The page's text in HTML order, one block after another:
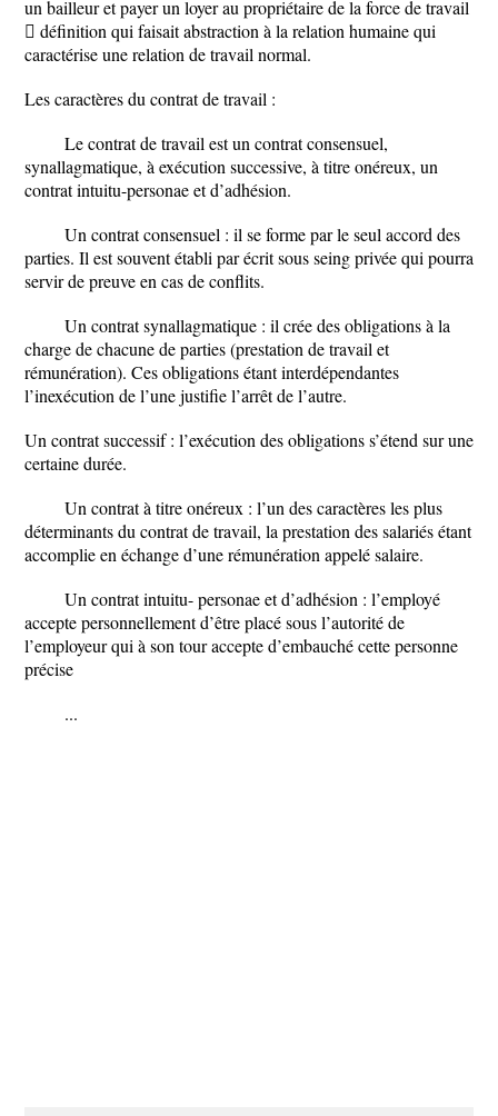
un bailleur et payer un loyer au propriétaire de la force de travail
 définition qui faisait abstraction à la relation humaine qui
caractérise une relation de travail normal.
Les caractères du contrat de travail :
Le contrat de travail est un contrat consensuel,
synallagmatique, à exécution successive, à titre onéreux, un
contrat intuitu-personae et d’adhésion.
Un contrat consensuel : il se forme par le seul accord des
parties. Il est souvent établi par écrit sous seing privée qui pourra
servir de preuve en cas de conflits.
Un contrat synallagmatique : il crée des obligations à la
charge de chacune de parties (prestation de travail et
rémunération). Ces obligations étant interdépendantes
l’inexécution de l’une justifie l’arrêt de l’autre.
Un contrat successif : l’exécution des obligations s’étend sur une
certaine durée.
Un contrat à titre onéreux : l’un des caractères les plus
déterminants du contrat de travail, la prestation des salariés étant
accomplie en échange d’une rémunération appelé salaire.
Un contrat intuitu- personae et d’adhésion : l’employé
accepte personnellement d’être placé sous l’autorité de
l’employeur qui à son tour accepte d’embauché cette personne
précise
...